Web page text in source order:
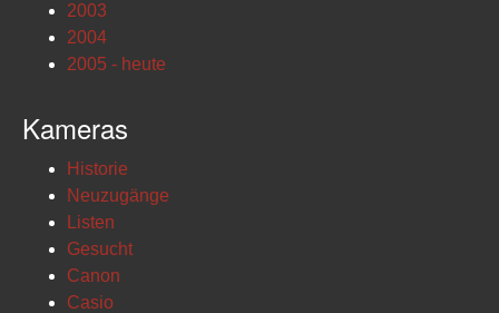
2003
2004
2005 - heute
Kameras
Historie
Neuzugänge
Listen
Gesucht
Canon
Casio